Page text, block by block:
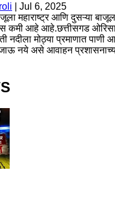
Jul 6, 2025
महाराष्ट्र आणि दुसऱ्या
कमी आहे आहे.छत्तीसगड
नदीला मोठ्या प्रमाणात
जाऊ नये असे आवाहन